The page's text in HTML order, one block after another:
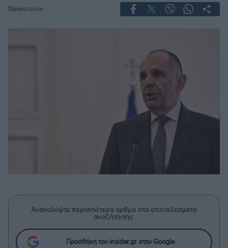
Newsroom
Ανακαλύψτε περισσότερα άρθρα στα αποτελέσματα
αναζήτησης.
Προσθήκη του insider.gr στην Google